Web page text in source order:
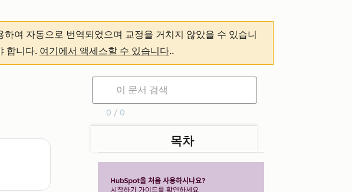
여 자동으로 번역되었으며 교정을 거치지 않았을 수 있습니
합니다. 여기에서 액세스할 수 있습니다..
0 / 0
목차